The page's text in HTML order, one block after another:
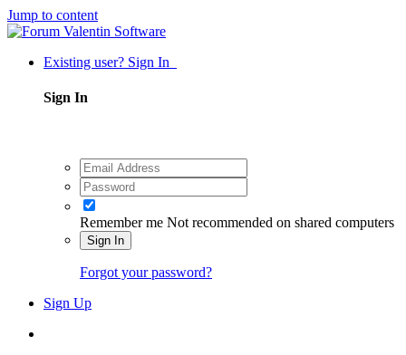
Jump to content
Existing user? Sign In
Sign In
Remember me Not recommended on shared computers
Sign In
Forgot your password?
Sign Up